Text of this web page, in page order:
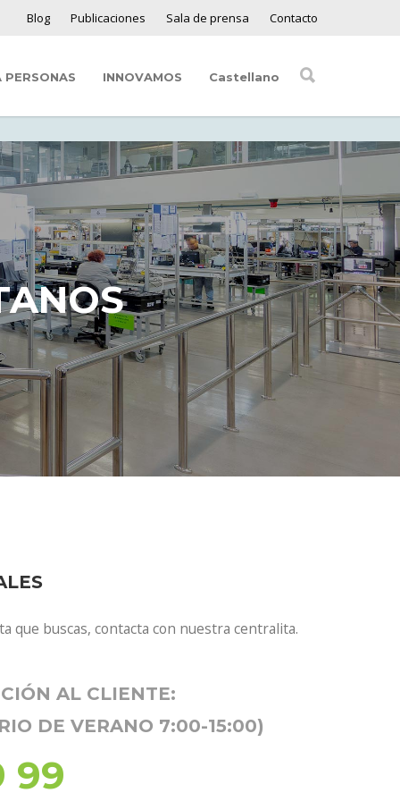
Blog Publicaciones Sala de prensa Contacto
PERSONAS INNOVAMOS Castellano
que buscas, contacta con nuestra centralita.
AL CLIENTE:
DE VERANO 7:00-15:00)
99